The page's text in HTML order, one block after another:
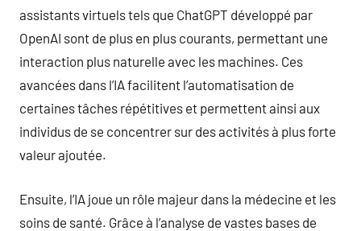
assistants virtuels tels que ChatGPT développé par
OpenAI sont de plus en plus courants, permettant une
interaction plus naturelle avec les machines. Ces
avancées dans l’IA facilitent l’automatisation de
certaines tâches répétitives et permettent ainsi aux
individus de se concentrer sur des activités à plus forte
valeur ajoutée.
Ensuite, l’IA joue un rôle majeur dans la médecine et les
soins de santé. Grâce à l’analyse de vastes bases de